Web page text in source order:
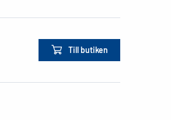
Till butiken